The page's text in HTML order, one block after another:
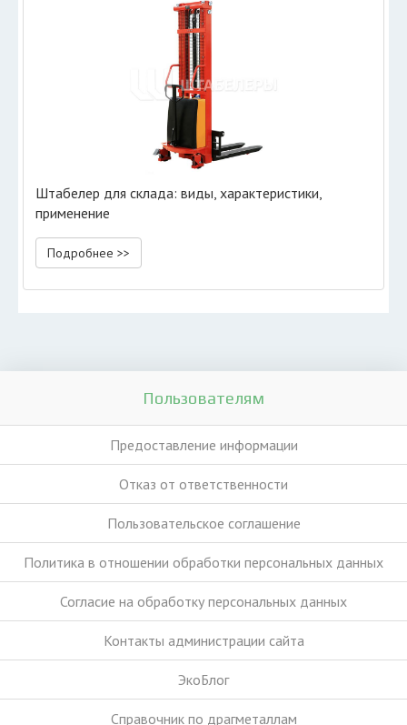
Штабелер для склада: виды, характеристики,
применение
Подробнее >>
Пользователям
Предоставление информации
Отказ от ответственности
Пользовательское соглашение
Политика в отношении обработки персональных данных
Согласие на обработку персональных данных
Контакты администрации сайта
ЭкоБлог
Справочник по драгметаллам